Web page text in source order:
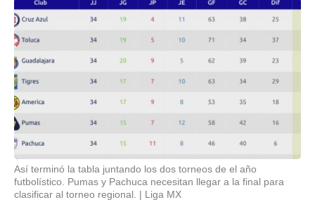
Así terminó la tabla juntando los dos torneos de el año
futbolístico. Pumas y Pachuca necesitan llegar a la final para
clasificar al torneo regional.
Liga MX